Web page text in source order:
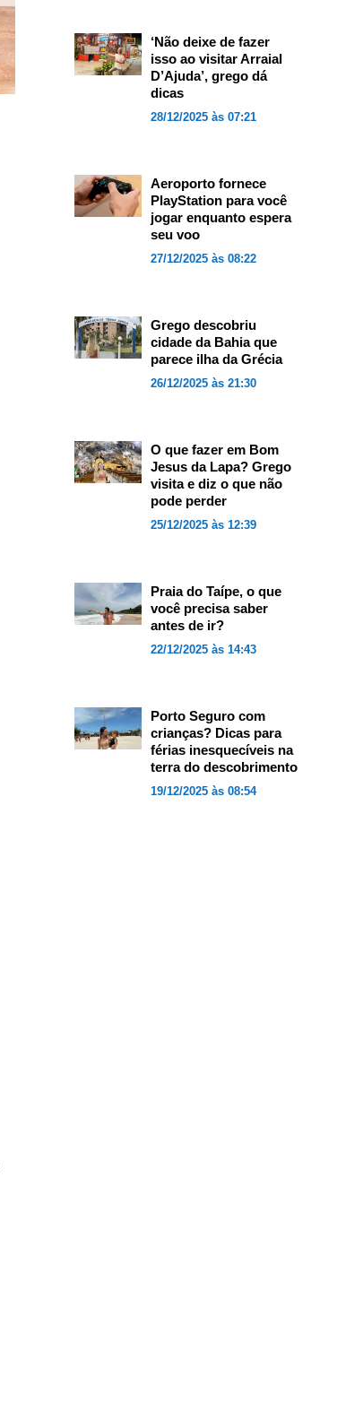
‘Não deixe de fazer
isso ao visitar Arraial
D’Ajuda’, grego dá
dicas
28/12/2025 às 07:21
Aeroporto fornece
PlayStation para você
jogar enquanto espera
seu voo
27/12/2025 às 08:22
Grego descobriu
cidade da Bahia que
parece ilha da Grécia
26/12/2025 às 21:30
O que fazer em Bom
Jesus da Lapa? Grego
visita e diz o que não
pode perder
25/12/2025 às 12:39
Praia do Taípe, o que
você precisa saber
antes de ir?
22/12/2025 às 14:43
Porto Seguro com
crianças? Dicas para
férias inesquecíveis na
terra do descobrimento
19/12/2025 às 08:54